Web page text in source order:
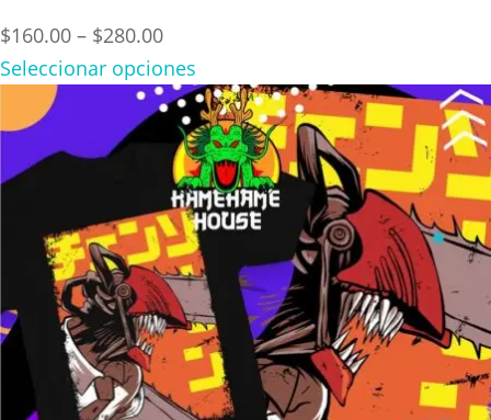
$160.00 – $280.00Price
range:
$160.00
through
$280.00
Seleccionar opciones